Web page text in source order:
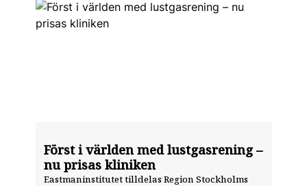
Först i världen med lustgasrening –
nu prisas kliniken
Eastmaninstitutet tilldelas Region Stockholms